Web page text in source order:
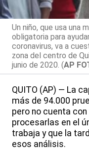
Un niño, que usa una
obligatoria para
coronavirus, va a
zona del centro de
junio de 2020. (AP
QUITO (AP) — La
más de 94.000
pero no cuenta
procesarlas en el
trabaja y que la
esos análisis.